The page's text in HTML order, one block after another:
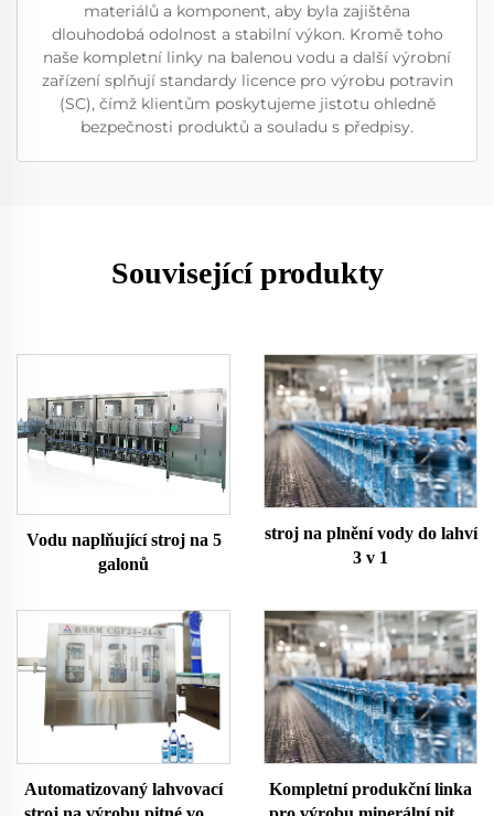
materiálů a komponent, aby byla zajištěna
dlouhodobá odolnost a stabilní výkon. Kromě toho
naše kompletní linky na balenou vodu a další výrobní
zařízení splňují standardy licence pro výrobu potravin
(SC), čímž klientům poskytujeme jistotu ohledně
bezpečnosti produktů a souladu s předpisy.
Související produkty
Vodu naplňující stroj na 5
galonů
stroj na plnění vody do lahví
3 v 1
Automatizovaný lahvovací
Kompletní produkční linka